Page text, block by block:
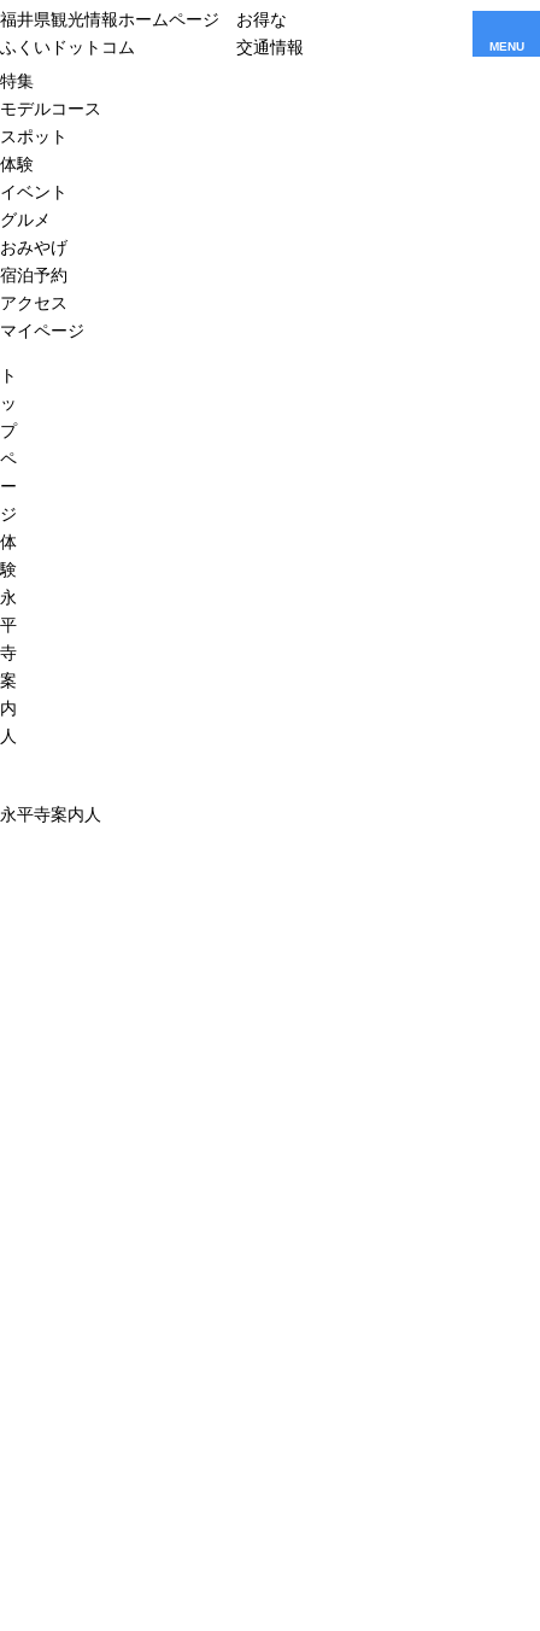
福井県観光情報ホームページ
ふくいドットコム
お得な
交通情報
MENU
特集
モデルコース
スポット
体験
イベント
グルメ
おみやげ
宿泊予約
アクセス
マイページ
ト
ッ
プ
ペ
ー
ジ
体
験
永
平
寺
案
内
人
永平寺案内人